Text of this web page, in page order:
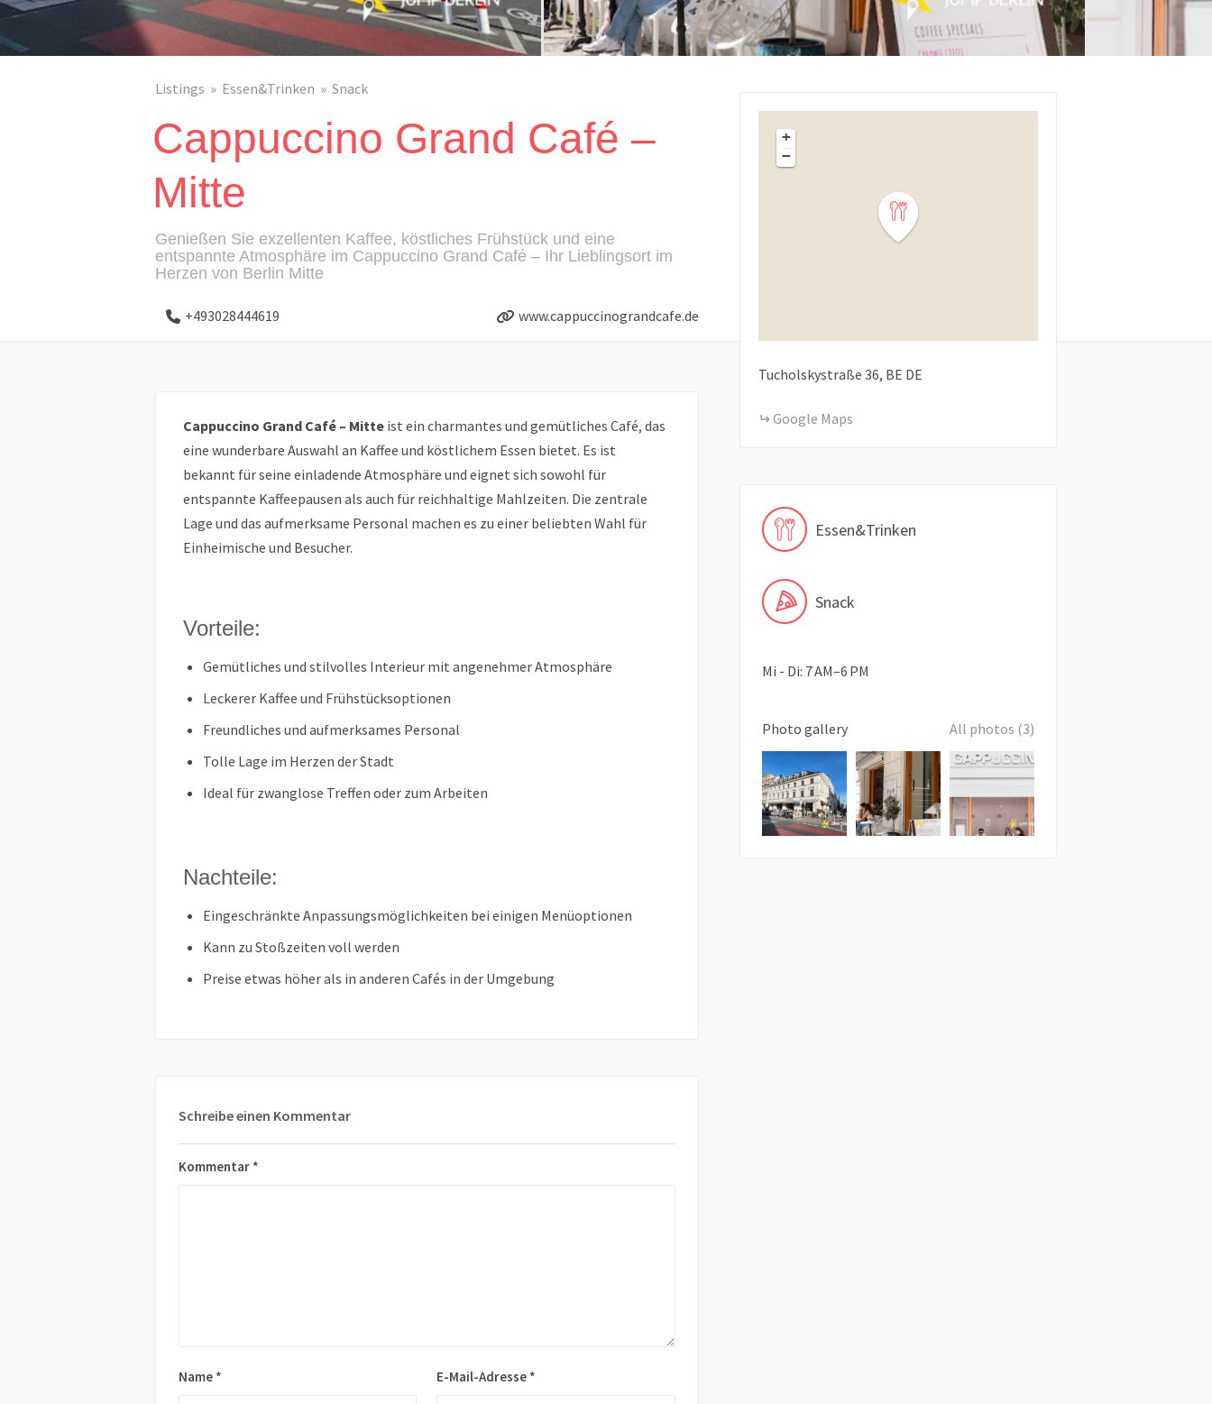
Listings Essen&Trinken Snack
Cappuccino Grand Café –
Mitte
Genießen Sie exzellenten Kaffee, köstliches Frühstück und eine
entspannte Atmosphäre im Cappuccino Grand Café – Ihr Lieblingsort im
Herzen von Berlin Mitte
+493028444619 www.cappuccinograndcafe.de
Cappuccino Grand Café – Mitte ist ein charmantes und gemütliches Café, das
eine wunderbare Auswahl an Kaffee und köstlichem Essen bietet. Es ist
bekannt für seine einladende Atmosphäre und eignet sich sowohl für
entspannte Kaffeepausen als auch für reichhaltige Mahlzeiten. Die zentrale
Lage und das aufmerksame Personal machen es zu einer beliebten Wahl für
Einheimische und Besucher.
Vorteile:
Gemütliches und stilvolles Interieur mit angenehmer Atmosphäre
Leckerer Kaffee und Frühstücksoptionen
Freundliches und aufmerksames Personal
Tolle Lage im Herzen der Stadt
Ideal für zwanglose Treffen oder zum Arbeiten
Nachteile:
Eingeschränkte Anpassungsmöglichkeiten bei einigen Menüoptionen
Kann zu Stoßzeiten voll werden
Preise etwas höher als in anderen Cafés in der Umgebung
Schreibe einen Kommentar
Kommentar *
Name * E-Mail-Adresse *
+
−
Tucholskystraße 36 BE DE
Google Maps
Essen&Trinken
Snack
Mi - Di: 7 AM–6 PM
Photo gallery All photos (3)